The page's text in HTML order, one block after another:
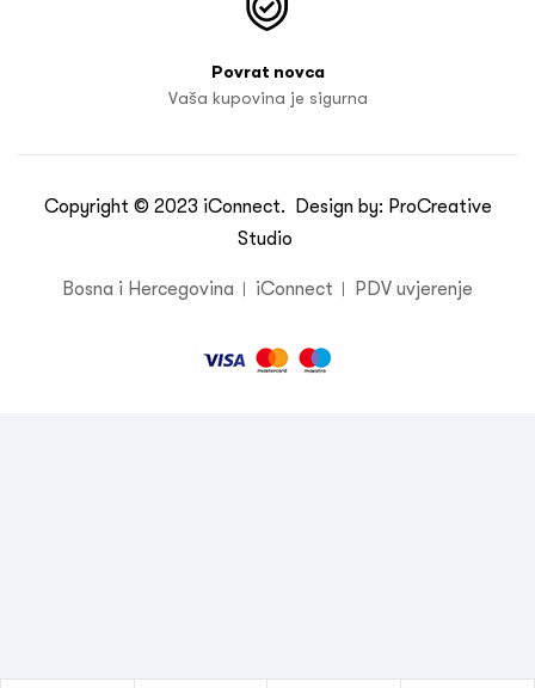
Povrat novca
Vaša kupovina je sigurna
Copyright © 2023 iConnect. Design by: ProCreative
Studio
Bosna i Hercegovina iConnect PDV uvjerenje